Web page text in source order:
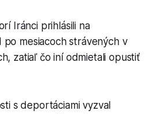
Iránci prihlásili na
mesiacoch strávených v
zatiaľ čo iní odmietali opustiť
s deportáciami vyzval